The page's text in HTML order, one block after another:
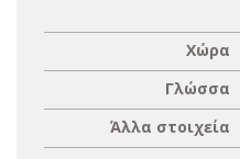
Χώρα
Γλώσσα
Άλλα στοιχεία